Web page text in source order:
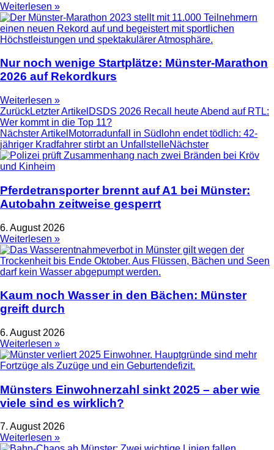
Weiterlesen »
Nur noch wenige Startplätze: Münster-Marathon
2026 auf Rekordkurs
Weiterlesen »
ZurückLetzter Artikel DSDS 2026 Recall heute Abend auf RTL:
Wer kommt in die Top 11?
Nächster Artikel Motorradunfall in Südlohn endet tödlich: 42-
jähriger Kradfahrer stirbt an UnfallstelleNächster
Pferdetransporter brennt auf A1 bei Münster:
Autobahn zeitweise gesperrt
6. August 2026
Weiterlesen »
Kaum noch Wasser in den Bächen: Münster
greift durch
6. August 2026
Weiterlesen »
Münsters Einwohnerzahl sinkt 2025 – aber wie
viele sind es wirklich?
7. August 2026
Weiterlesen »